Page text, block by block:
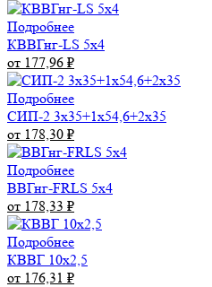
Подробнее
КВВГнг-LS 5х4
от 177,96 ₽
Подробнее
СИП-2 3х35+1х54,6+2х35
от 178,30 ₽
Подробнее
ВВГнг-FRLS 5х4
от 178,33 ₽
Подробнее
КВВГ 10х2,5
от 176,31 ₽